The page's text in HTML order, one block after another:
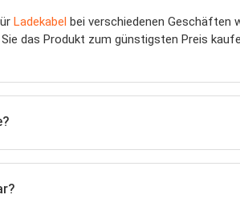
Ladekabel bei verschiedenen Geschäften
das Produkt zum günstigsten Preis